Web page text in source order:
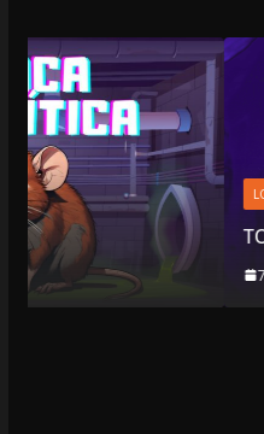
LOCALES OPINIÓN
TOP TEN DEL
7 agosto, 2026